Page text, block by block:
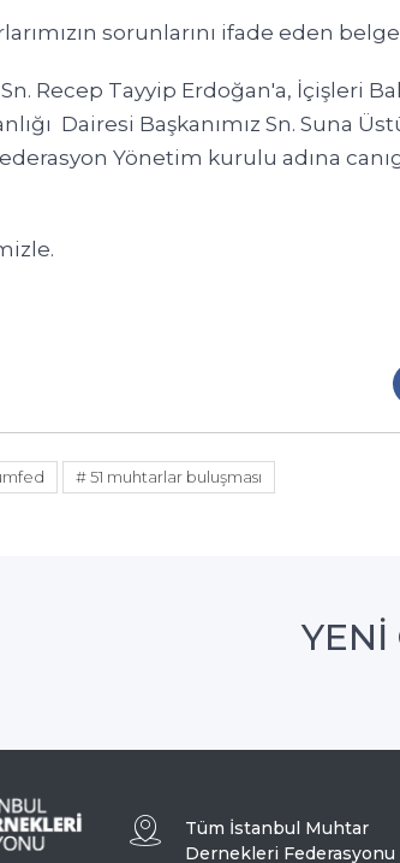
sorunlarını ifade eden
Recep Tayyip Erdoğan'a, İçişleri
Dairesi Başkanımız Sn. Suna
Yönetim kurulu adına
# 51 muhtarlar buluşması
YENİ
Tüm İstanbul Muhtar
Dernekleri Federasyonu